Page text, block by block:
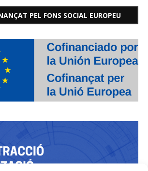
PEL FONS SOCIAL EUROPEU